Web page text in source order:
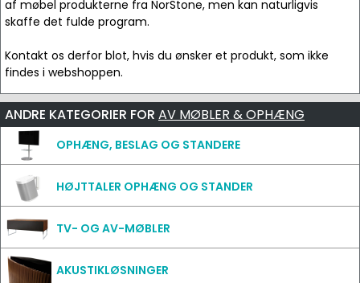
USB kabel
af møbel produkterne fra NorStone, men kan naturligvis
skaffe det fulde program.
Kontakt os derfor blot, hvis du ønsker et produkt, som ikke
findes i webshoppen.
ANDRE KATEGORIER FOR AV MØBLER & OPHÆNG
OPHÆNG, BESLAG OG STANDERE
HØJTTALER OPHÆNG OG STANDER
TV- OG AV-MØBLER
AKUSTIKLØSNINGER